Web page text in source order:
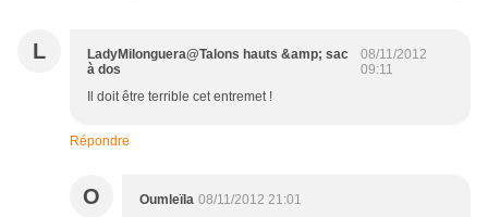
L
LadyMilonguera@Talons hauts &amp; sac
à dos
08/11/2012
09:11
Il doit être terrible cet entremet !
Répondre
O Oumleïla 08/11/2012 21:01